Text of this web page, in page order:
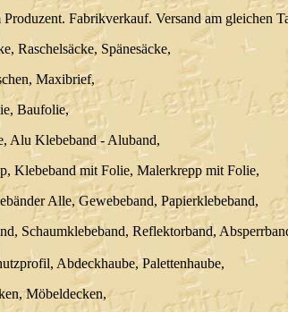
Fabrikverkauf. Versand am gleichen
Raschelsäcke, Spänesäcke,
Maxibrief,
Baufolie,
Alu Klebeband - Aluband,
Klebeband mit Folie, Malerkrepp mit Folie,
Alle, Gewebeband, Papierklebeband,
Schaumklebeband, Reflektorband,
Abdeckhaube, Palettenhaube,
Möbeldecken,